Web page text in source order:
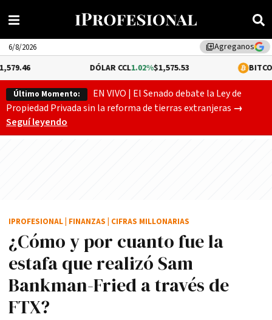
library_addAgreganos
6/8/2026
1.02%$1,575.53 -0.17%
Último Momento:
EN VIVO | El Senado debate la Ley de
Propiedad Privada sin la reforma de tierras extranjeras →
Seguí leyendo
¿Cómo y por cuanto fue la
estafa que realizó Sam
Bankman-Fried a través de
FTX?
IPROFESIONAL FINANZAS CIFRAS MILLONARIAS